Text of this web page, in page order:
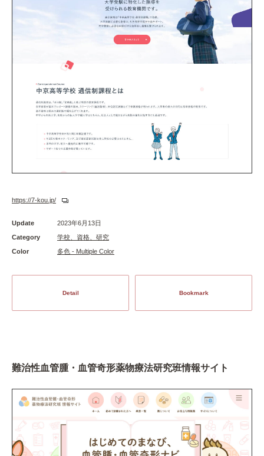
https://7-kou.jp/
Update
2023年6月13日
Category
学校、資格、研究
Color
多色 - Multiple Color
Detail Bookmark
難治性血管腫・血管奇形薬物療法研究班情報サイト